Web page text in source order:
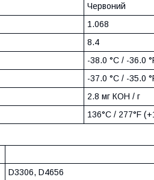
Червоний
1.068
8.4
-38.0 °C / -36.0
-37.0 °C / -35.0
2.8 мг КОН / г
136°C / 277°F
D3306, D4656